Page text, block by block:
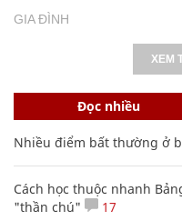
GIA ĐÌNH
XEM
Đọc nhiều
Nhiều điểm bất thường ở
Cách học thuộc nhanh
"thần chú"
17